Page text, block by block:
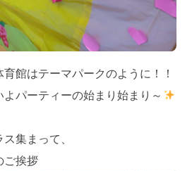
館はテーマパークのように！！
パーティーの始まり始まり～
集まって、
ご挨拶